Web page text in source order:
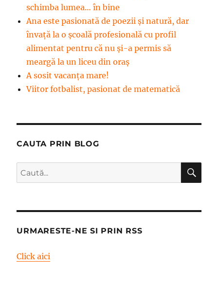
schimba lumea… în bine
Ana este pasionată de poezii și natură, dar
învață la o școală profesională cu profil
alimentat pentru că nu și-a permis să
meargă la un liceu din oraș
A sosit vacanța mare!
Viitor fotbalist, pasionat de matematică
CAUTA PRIN BLOG
Caută
după:
URMARESTE-NE SI PRIN RSS
Click aici